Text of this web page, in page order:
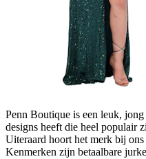
Penn Boutique is een leuk,
designs heeft die heel populair
Uiteraard hoort het merk bij
Kenmerken zijn betaalbare